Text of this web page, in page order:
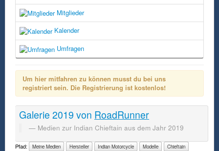
Mitglieder
Kalender
Umfragen
Um hier mitfahren zu können musst du bei uns
registriert sein. Die Registrierung ist kostenlos!
Galerie 2019 von RoadRunner
Medien zur Indian Chieftain aus dem Jahr 2019
Pfad: Meine Medien Hersteller Indian Motorcycle Modelle Chieftain